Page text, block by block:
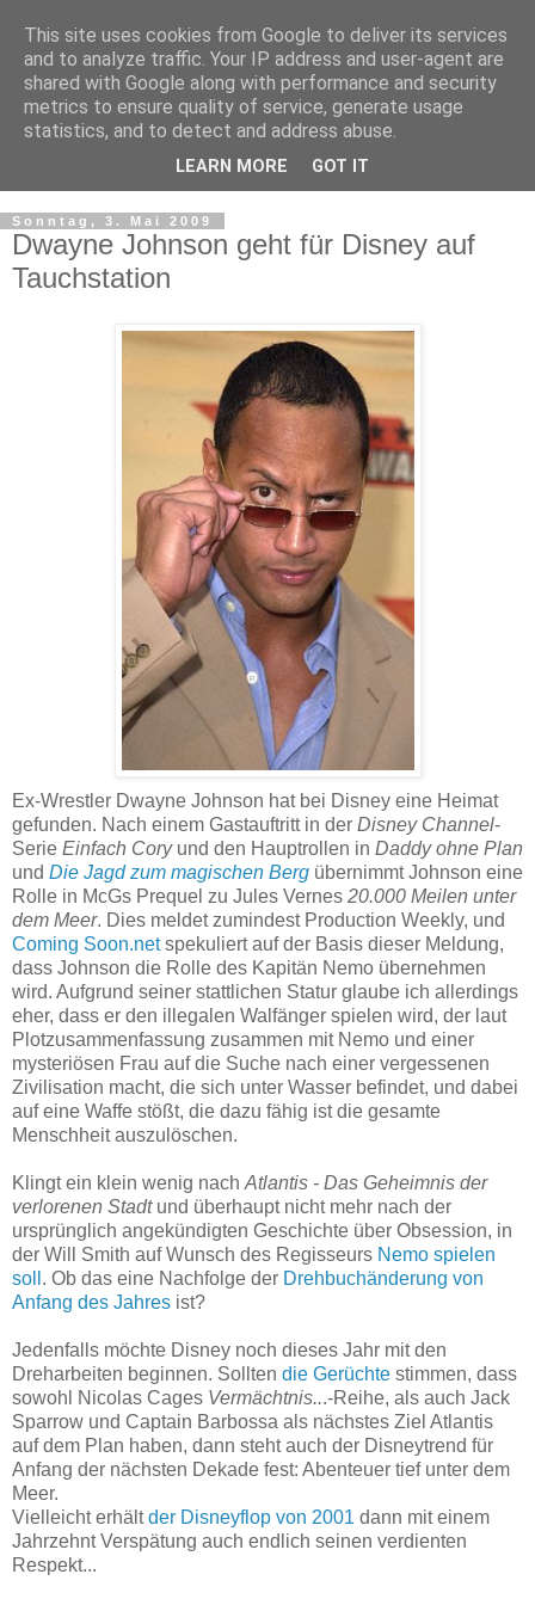
Sonntag, 3. Mai 2009
Dwayne Johnson geht für Disney auf
Tauchstation
Ex-Wrestler Dwayne Johnson hat bei Disney eine Heimat
gefunden. Nach einem Gastauftritt in der Disney Channel-
Serie Einfach Coryund den Hauptrollen in Daddy ohne Plan
und Die Jagd zum magischen Berg übernimmt Johnson eine
Rolle in McGs Prequel zu Jules Vernes 20.000 Meilen unter
dem Meer. Dies meldet zumindest Production Weekly, und
Coming Soon.netspekuliert auf der Basis dieser Meldung,
dass Johnson die Rolle des Kapitän Nemo übernehmen
wird. Aufgrund seiner stattlichen Statur glaube ich allerdings
eher, dass er den illegalen Walfänger spielen wird, der laut
Plotzusammenfassung zusammen mit Nemo und einer
mysteriösen Frau auf die Suche nach einer vergessenen
Zivilisation macht, die sich unter Wasser befindet, und dabei
auf eine Waffe stößt, die dazu fähig ist die gesamte
Menschheit auszulöschen.
Klingt ein klein wenig nach Atlantis - Das Geheimnis der
verlorenen Stadtund überhaupt nicht mehr nach der
ursprünglich angekündigten Geschichte über Obsession, in
der Will Smith auf Wunsch des Regisseurs Nemo spielen
soll . Ob das eine Nachfolge der Drehbuchänderung von
Anfang des Jahres ist?
Jedenfalls möchte Disney noch dieses Jahr mit den
Dreharbeiten beginnen. Sollten die Gerüchte stimmen, dass
sowohl Nicolas Cages Vermächtnis...-Reihe, als auch Jack
Sparrow und Captain Barbossa als nächstes Ziel Atlantis
auf dem Plan haben, dann steht auch der Disneytrend für
Anfang der nächsten Dekade fest: Abenteuer tief unter dem
Meer.
Vielleicht erhältder Disneyflop von 2001 dann mit einem
Jahrzehnt Verspätung auch endlich seinen verdienten
Respekt...
This site uses cookies from Google to deliver its services
and to analyze traffic. Your IP address and user-agent are
shared with Google along with performance and security
metrics to ensure quality of service, generate usage
statistics, and to detect and address abuse.
LEARN MORE GOT IT